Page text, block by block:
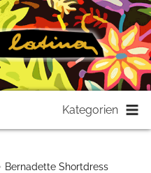
Kategorien
Bernadette Shortdress